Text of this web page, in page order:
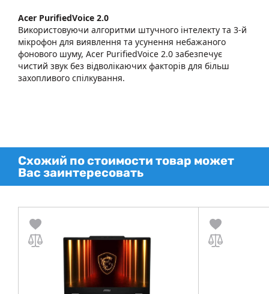
Acer PurifiedVoice 2.0
Використовуючи алгоритми штучного інтелекту та 3-й
мікрофон для виявлення та усунення небажаного
фонового шуму, Acer PurifiedVoice 2.0 забезпечує
чистий звук без відволікаючих факторів для більш
захопливого спілкування.
Схожий по стоимости товар может
Вас заинтересовать